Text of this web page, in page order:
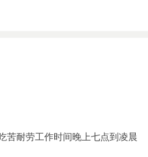
苦耐劳工作时间晚上七点到凌晨